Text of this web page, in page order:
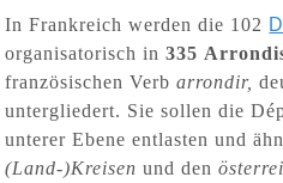
In Frankreich werden die 102
organisatorisch in335
französischen Verbarrondir,
untergliedert. Sie sollen die
unterer Ebene entlasten und
(Land-)Kreisenund den